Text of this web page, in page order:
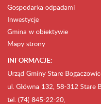
Gospodarka odpadami
Inwestycje
Gmina w obiektywie
Mapy strony
INFORMACJE:
Urząd Gminy Stare
ul. Główna 132, 58-312 Stare
tel. (74) 845-22-20,